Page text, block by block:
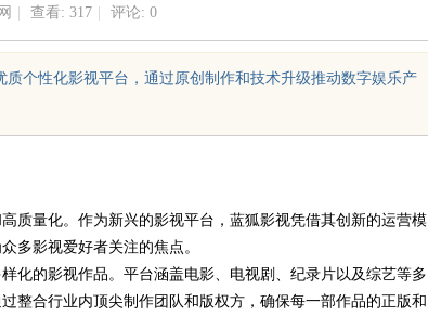
查看: 317 评论: 0
个性化影视平台，通过原创制作和技术升级推动数字娱乐产
质量化。作为新兴的影视平台，蓝狐影视凭借其创新的运营模
多影视爱好者关注的焦点。
化的影视作品。平台涵盖电影、电视剧、纪录片以及综艺等多
整合行业内顶尖制作团队和版权方，确保每一部作品的正版和
杆与影视内容创新之路